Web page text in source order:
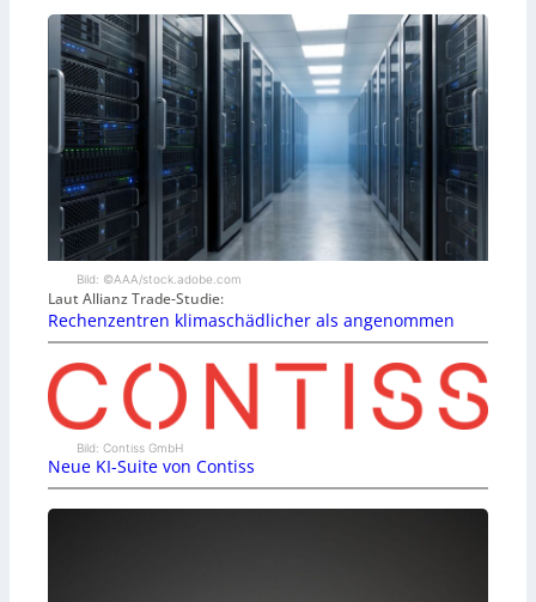
Bild: ©AAA/stock.adobe.com
Laut Allianz Trade-Studie:
Rechenzentren klimaschädlicher als angenommen
Bild: Contiss GmbH
Neue KI-Suite von Contiss